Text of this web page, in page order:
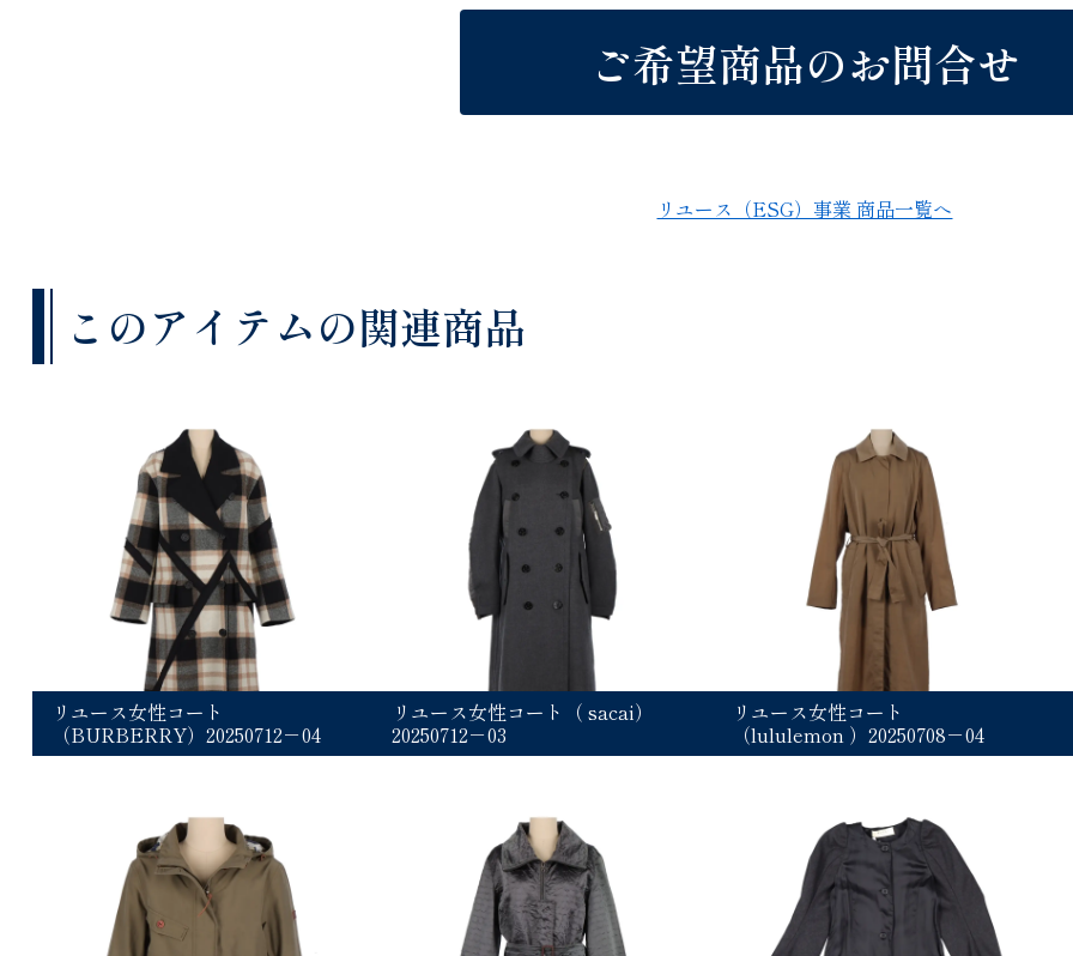
ご希望商品のお問合せ
リユース（ESG）事業 商品一覧へ
このアイテムの関連商品
リユース女性コート
（BURBERRY）20250712－04
リユース女性コート（ sacai）
20250712－03
リユース女性コート
（lululemon ）20250708－04